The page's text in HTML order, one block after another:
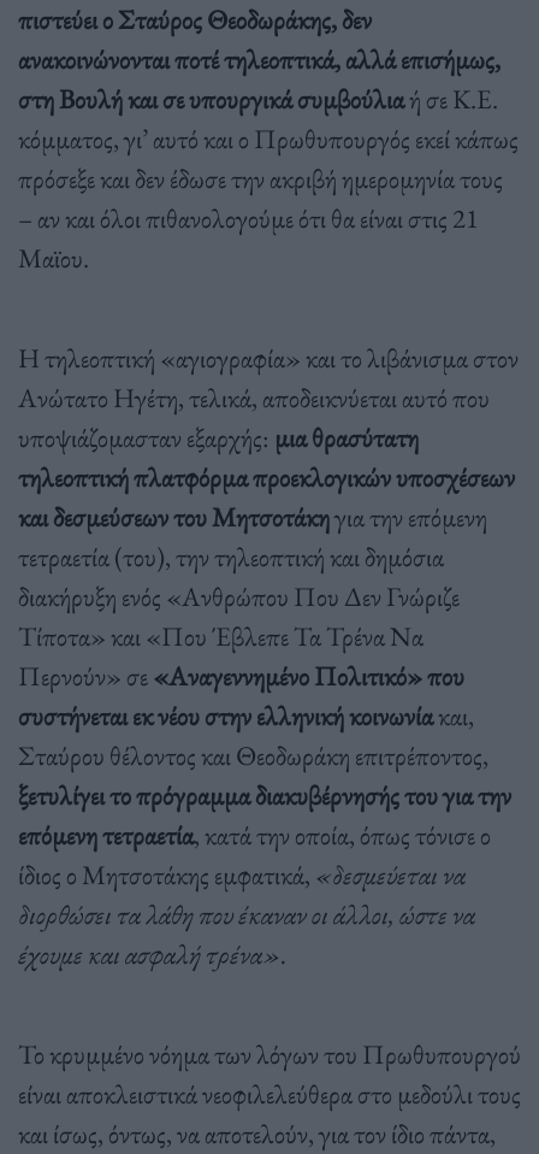
πιστεύει ο Σταύρος Θεοδωράκης, δεν
ανακοινώνονται ποτέ τηλεοπτικά, αλλά επισήμως,
στη Βουλή και σε υπουργικά συμβούλιαή σε Κ.Ε.
κόμματος, γι’ αυτό και ο Πρωθυπουργός εκεί κάπως
πρόσεξε και δεν έδωσε την ακριβή ημερομηνία τους
– αν και όλοι πιθανολογούμε ότι θα είναι στις 21
Μαϊου.
Η τηλεοπτική «αγιογραφία» και το λιβάνισμα στον
Ανώτατο Ηγέτη, τελικά, αποδεικνύεται αυτό που
υποψιάζομασταν εξαρχής: μια θρασύτατη
τηλεοπτική πλατφόρμα προεκλογικών υποσχέσεων
και δεσμεύσεων του Μητσοτάκηγια την επόμενη
τετραετία (του), την τηλεοπτική και δημόσια
διακήρυξη ενός «Ανθρώπου Που Δεν Γνώριζε
Τίποτα» και «Που Έβλεπε Τα Τρένα Να
Περνούν» σε«Αναγεννημένο Πολιτικό» που
συστήνεται εκ νέου στην ελληνική κοινωνίακαι,
Σταύρου θέλοντος και Θεοδωράκη επιτρέποντος,
ξετυλίγει το πρόγραμμα διακυβέρνησής του για την
επόμενη τετραετία, κατά την οποία, όπως τόνισε ο
ίδιος ο Μητσοτάκης εμφατικά, «δεσμεύεται να
διορθώσει τα λάθη που έκαναν οι άλλοι, ώστε να
έχουμε και ασφαλή τρένα».
Το κρυμμένο νόημα των λόγων του Πρωθυπουργού
είναι αποκλειστικά νεοφιλελεύθερα στο μεδούλι τους
και ίσως, όντως, να αποτελούν, για τον ίδιο πάντα,